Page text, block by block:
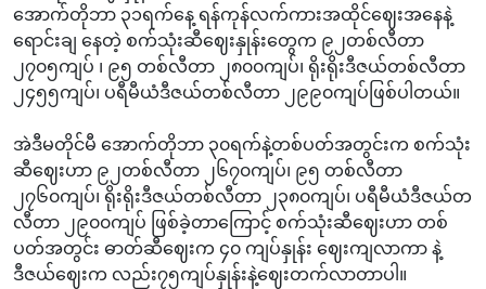
အောက်တိုဘာ ၃၁ရက်နေ့ ရန်ကုန်လက်ကားအထိုင်ဈေးအနေနဲ့
ရောင်းချ နေတဲ့ စက်သုံးဆီဈေးနှုန်းတွေက ၉၂တစ်လီတာ
၂၇၀၅ကျပ် ၊ ၉၅ တစ်လီတာ ၂၈၀၀ကျပ်၊ ရိုးရိုးဒီဇယ်တစ်လီတာ
၂၄၅၅ကျပ်၊ ပရီမီယံဒီဇယ်တစ်လီတာ ၂၉၉၀ကျပ်ဖြစ်ပါတယ်။
အဲဒီမတိုင်မီ အောက်တိုဘာ ၃၀ရက်နဲ့တစ်ပတ်အတွင်းက စက်သုံး
ဆီဈေးဟာ ၉၂တစ်လီတာ ၂၆၇၀ကျပ်၊ ၉၅ တစ်လီတာ
၂၇၆၀ကျပ်၊ ရိုးရိုးဒီဇယ်တစ်လီတာ ၂၃၈၀ကျပ်၊ ပရီမီယံဒီဇယ်တ
လီတာ ၂၉၀၀ကျပ် ဖြစ်ခဲ့တာကြောင့် စက်သုံးဆီဈေးဟာ တစ်
ပတ်အတွင်း ဓာတ်ဆီဈေးက ၄၀ ကျပ်နှုန်း‌ ဈေးကျလာကာ နဲ့
ဒီဇယ်ဈေးက လည်း၇၅ကျပ်နှုန်းနဲ့ဈေးတက်လာတာပါ။